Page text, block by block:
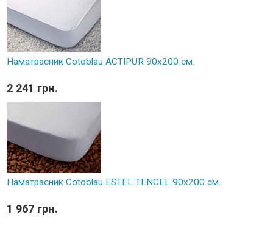
Наматрасник Cotoblau ACTIPUR 90х200 см.
2 241 грн.
Наматрасник Cotoblau ESTEL TENCEL 90х200 см.
1 967 грн.